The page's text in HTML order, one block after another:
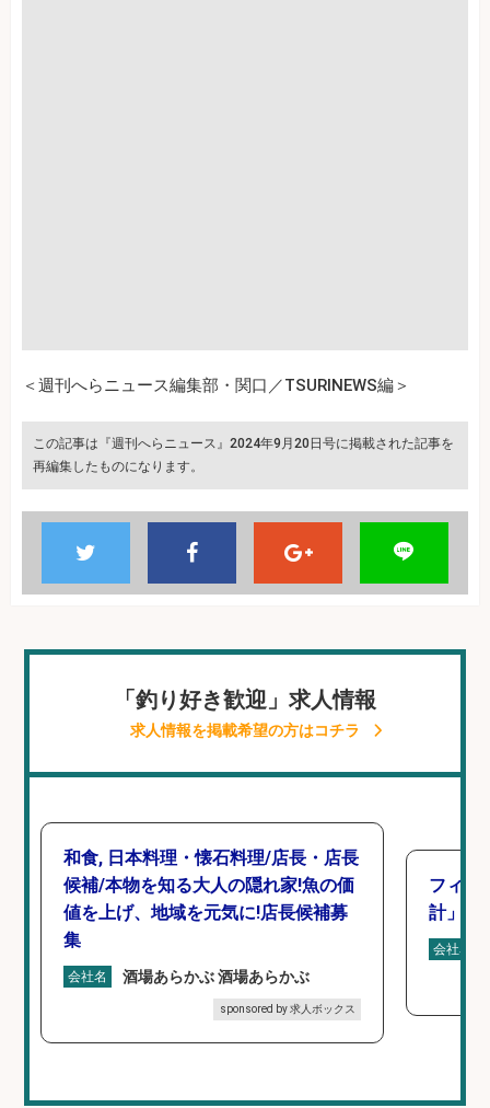
＜週刊へらニュース編集部・関口／TSURINEWS編＞
この記事は『週刊へらニュース』2024年9月20日号に掲載された記事を
再編集したものになります。
「釣り好き歓迎」求人情報
求人情報を掲載希望の方はコチラ
和食, 日本料理・懐石料理/店長・店長
候補/本物を知る大人の隠れ家!魚の価
値を上げ、地域を元気に!店長候補募
集
会社名 酒場あらかぶ 酒場あらかぶ
sponsored by 求人ボックス
フィッ
計」
会社名